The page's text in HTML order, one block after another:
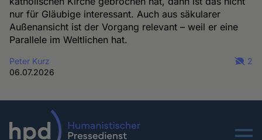
nur für Gläubige interessant. Auch aus säkularer
Außenansicht ist der Vorgang relevant – weil er eine
Parallele im Weltlichen hat.
Peter Kurz
06.07.2026
2